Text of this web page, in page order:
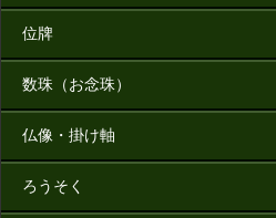
位牌
数珠（お念珠）
仏像・掛け軸
ろうそく